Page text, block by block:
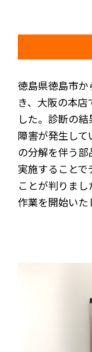
徳島県徳島市
き、大阪の本
した。診断の
障害が発生し
の分解を伴う
実施すること
ことが判りまし
作業を開始いた